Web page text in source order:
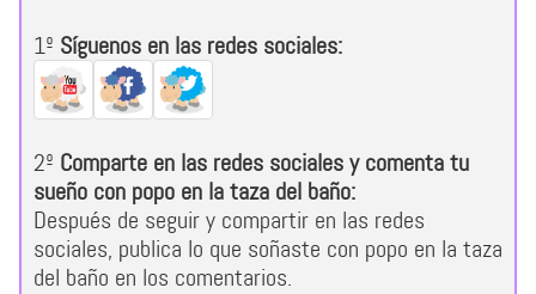
1º Síguenos en las redes sociales:
2º Comparte en las redes sociales y comenta tu
sueño con popo en la taza del baño:
Después de seguir y compartir en las redes
sociales, publica lo que soñaste con popo en la taza
del baño en los comentarios.